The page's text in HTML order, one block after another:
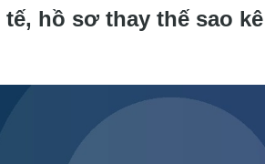
hồ sơ thay thế sao kê